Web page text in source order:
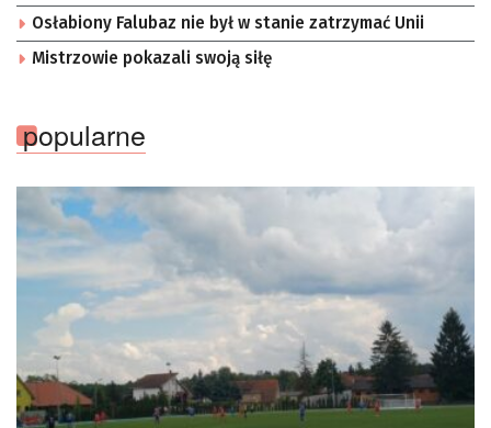
Osłabiony Falubaz nie był w stanie zatrzymać Unii
Mistrzowie pokazali swoją siłę
popularne